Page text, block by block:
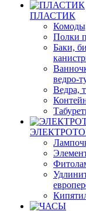
ПЛАСТИК
Полки
Баки,
ведро-
Ведра,